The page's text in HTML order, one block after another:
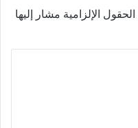
الحقول الإلزامية مشار إليها